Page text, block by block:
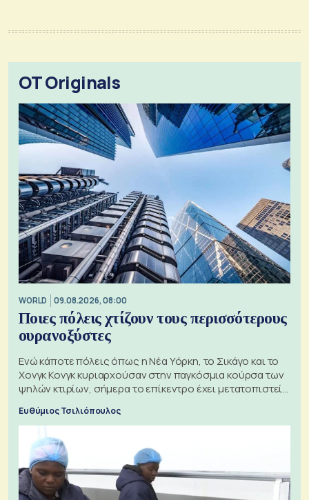
OT Originals
WORLD 09.08.2026, 08:00
Ποιες πόλεις χτίζουν τους περισσότερους
ουρανοξύστες
Ενώ κάποτε πόλεις όπως η Νέα Υόρκη, το Σικάγο και το
Χονγκ Κονγκ κυριαρχούσαν στην παγκόσμια κούρσα των
ψηλών κτιρίων, σήμερα το επίκεντρο έχει μετατοπιστεί
Ευθύμιος Τσιλιόπουλος